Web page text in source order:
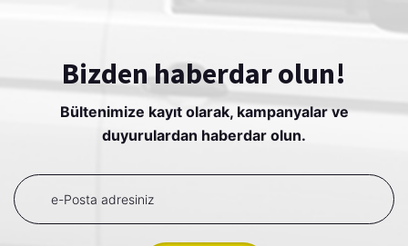
Bizden haberdar olun!
Bültenimize kayıt olarak, kampanyalar ve
duyurulardan haberdar olun.